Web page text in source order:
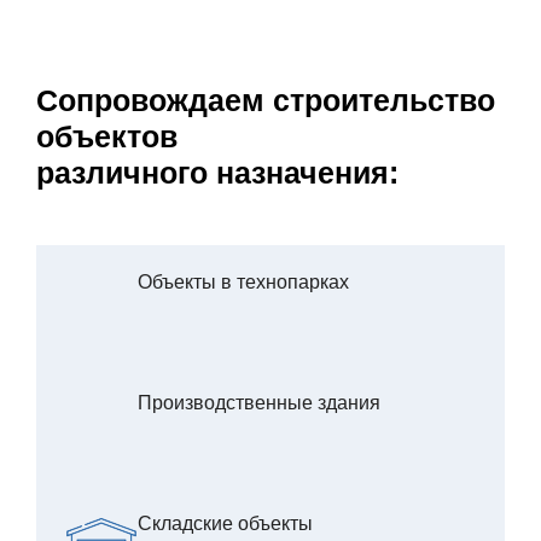
Сопровождаем строительство
объектов
различного назначения:
Объекты в технопарках
Производственные здания
Складские объекты